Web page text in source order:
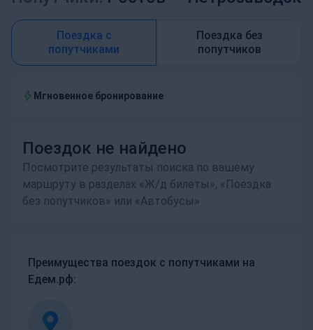
Поездка с
попутчиками
Поездка без
попутчиков
Мгновенное бронирование
Поездок не найдено
Посмотрите результаты поиска по вашему
маршруту в разделах «Ж/д билеты», «Поездка
без попутчиков» или «Автобусы»
Преимущества поездок с попутчиками на
Едем.рф: